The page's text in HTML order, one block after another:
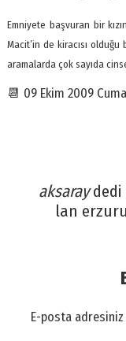
Emniyete başvuran bir
Macit’in de kiracısı olduğu
aramalarda çok sayıda
📆 09 Ekim 2009
aksaray dedi
lan
E-posta adresiniz